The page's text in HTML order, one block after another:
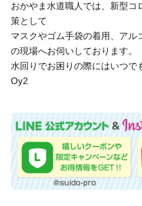
おかやま水道職人では、新型コ
策として
マスクやゴム手袋の着用、アル
の現場へお伺いしております。
水回りでお困りの際にはいつで
Oy2